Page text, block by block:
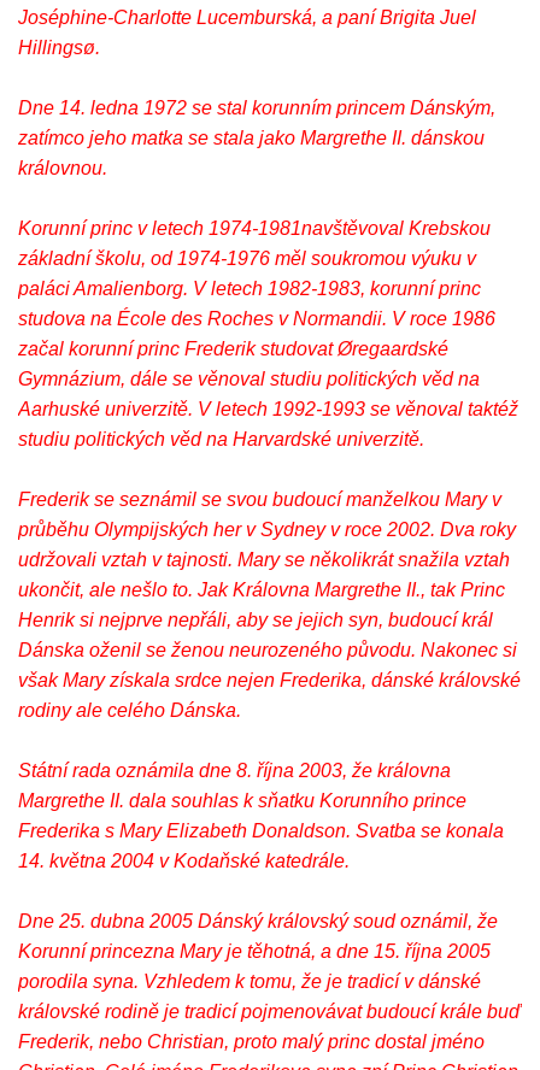
Joséphine-Charlotte Lucemburská, a paní Brigita Juel
Hillingsø.
Dne 14. ledna 1972 se stal korunním princem Dánským,
zatímco jeho matka se stala jako Margrethe II. dánskou
královnou.
Korunní princ v letech 1974-1981navštěvoval Krebskou
základní školu, od 1974-1976 měl soukromou výuku v
paláci Amalienborg. V letech 1982-1983, korunní princ
studova na École des Roches v Normandii. V roce 1986
začal korunní princ Frederik studovat Øregaardské
Gymnázium, dále se věnoval studiu politických věd na
Aarhuské univerzitě. V letech 1992-1993 se věnoval taktéž
studiu politických věd na Harvardské univerzitě.
Frederik se seznámil se svou budoucí manželkou Mary v
průběhu Olympijských her v Sydney v roce 2002. Dva roky
udržovali vztah v tajnosti. Mary se několikrát snažila vztah
ukončit, ale nešlo to. Jak Královna Margrethe II., tak Princ
Henrik si nejprve nepřáli, aby se jejich syn, budoucí král
Dánska oženil se ženou neurozeného původu. Nakonec si
však Mary získala srdce nejen Frederika, dánské královské
rodiny ale celého Dánska.
Státní rada oznámila dne 8. října 2003, že královna
Margrethe II. dala souhlas k sňatku Korunního prince
Frederika s Mary Elizabeth Donaldson. Svatba se konala
14. května 2004 v Kodaňské katedrále.
Dne 25. dubna 2005 Dánský královský soud oznámil, že
Korunní princezna Mary je těhotná, a dne 15. října 2005
porodila syna. Vzhledem k tomu, že je tradicí v dánské
královské rodině je tradicí pojmenovávat budoucí krále buď
Frederik, nebo Christian, proto malý princ dostal jméno